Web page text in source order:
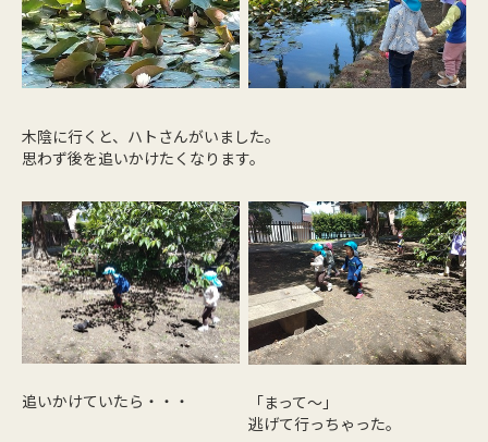
木陰に行くと、ハトさんがいました。
思わず後を追いかけたくなります。
追いかけていたら・・・
「まって～」
逃げて行っちゃった。